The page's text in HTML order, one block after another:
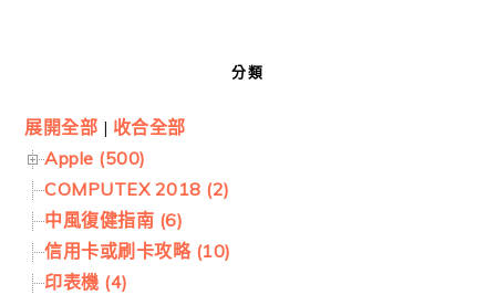
分類
展開全部 | 收合全部
Apple (500)
COMPUTEX 2018 (2)
中風復健指南 (6)
信用卡或刷卡攻略 (10)
印表機 (4)